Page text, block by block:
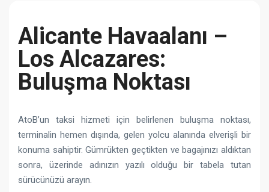
Alicante Havaalanı –
Los Alcazares:
Buluşma Noktası
AtoB’un taksi hizmeti için belirlenen buluşma noktası,
terminalin hemen dışında, gelen yolcu alanında elverişli bir
konuma sahiptir. Gümrükten geçtikten ve bagajınızı aldıktan
sonra, üzerinde adınızın yazılı olduğu bir tabela tutan
sürücünüzü arayın.